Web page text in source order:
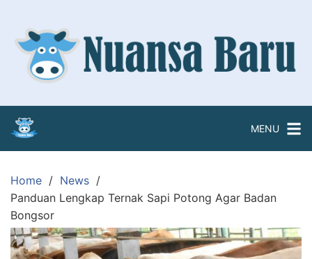
content
MENU
Home
News
Panduan Lengkap Ternak Sapi Potong Agar Badan
Bongsor